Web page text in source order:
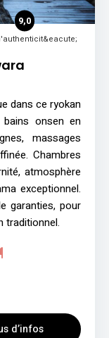
9,0
dans ce ryokan
bains onsen en
massages
Chambres
atmosphère
exceptionnel.
garanties, pour
traditionnel.
d’infos